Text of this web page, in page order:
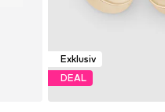
Exklusiv
DEAL